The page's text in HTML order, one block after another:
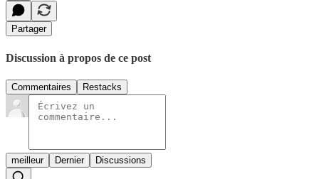
Partager
Discussion à propos de ce post
Commentaires Restacks
meilleur Dernier Discussions